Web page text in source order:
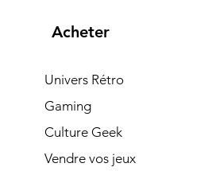
Acheter
Univers Rétro
Gaming
Culture Geek
Vendre vos jeux